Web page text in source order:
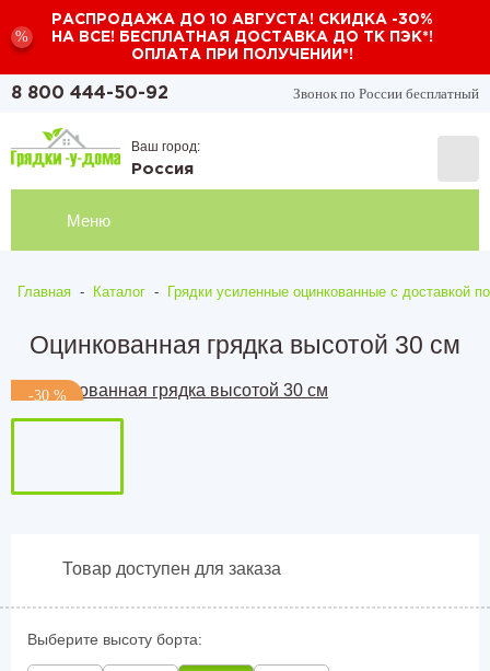
%
РАСПРОДАЖА ДО 10 АВГУСТА! СКИДКА -30%
НА ВСЕ! БЕСПЛАТНАЯ ДОСТАВКА ДО ТК ПЭК*!
ОПЛАТА ПРИ ПОЛУЧЕНИИ*!
8 800 444-50-92 Звонок по России бесплатный
Ваш город:
Россия
Меню
Главная - Каталог - Грядки усиленные оцинкованные с доставкой
Оцинкованная грядка высотой 30 см
-30 %
Товар доступен для заказа
Выберите высоту борта: